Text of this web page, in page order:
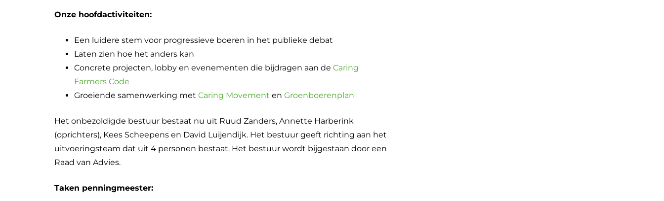
Onze hoofdactiviteiten:
Een luidere stem voor progressieve boeren in het publieke debat
Laten zien hoe het anders kan
Concrete projecten, lobby en evenementen die bijdragen aan de Caring
Farmers Code
Groeiende samenwerking met Caring Movement en Groenboerenplan
Het onbezoldigde bestuur bestaat nu uit Ruud Zanders, Annette Harberink
(oprichters), Kees Scheepens en David Luijendijk. Het bestuur geeft richting aan het
uitvoeringsteam dat uit 4 personen bestaat. Het bestuur wordt bijgestaan door een
Raad van Advies.
Taken penningmeester: